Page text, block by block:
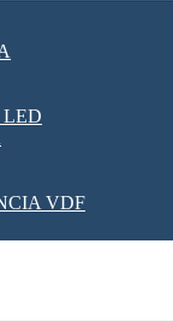
LED
VDF